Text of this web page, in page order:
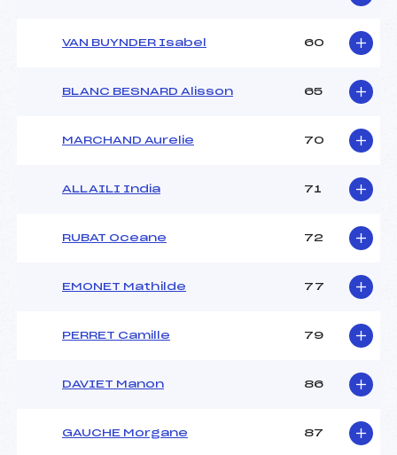
VAN BUYNDER Isabel 60
BLANC BESNARD Alisson 65
MARCHAND Aurelie 70
ALLAILI India 71
RUBAT Oceane 72
EMONET Mathilde 77
PERRET Camille 79
DAVIET Manon 86
GAUCHE Morgane 87